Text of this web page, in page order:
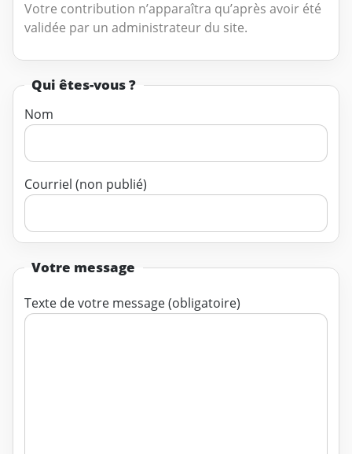
Votre contribution n’apparaîtra qu’après avoir été
validée par un administrateur du site.
Qui êtes-vous ?
Nom
Courriel (non publié)
Votre message
Texte de votre message (obligatoire)